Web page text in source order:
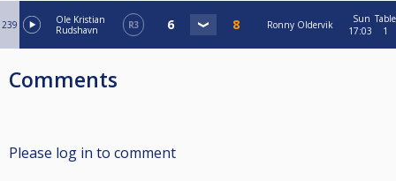
239
Ole Kristian
Rudshavn
R3 Ronny Oldervik
Sun
17:03
Table
1
Comments
Please log in to comment